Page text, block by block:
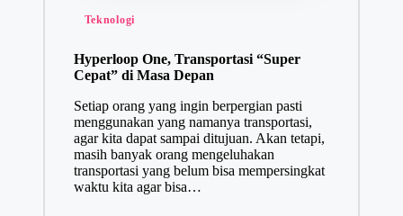
Posted
Teknologi
Hyperloop One, Transportasi “Super
Cepat” di Masa Depan
Setiap orang yang ingin berpergian pasti
menggunakan yang namanya transportasi,
agar kita dapat sampai ditujuan. Akan tetapi,
masih banyak orang mengeluhakan
transportasi yang belum bisa mempersingkat
waktu kita agar bisa…